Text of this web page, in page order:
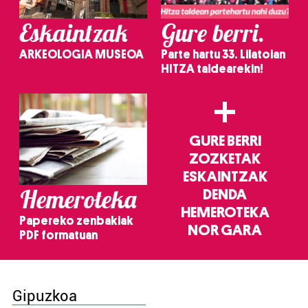
Eskaintzak
ARKEOLOGIA MUSEOA
Gure berri.
Parte hartu 33. Lilatoian
HITZA taldearekin!
Hemeroteka
Papereko zenbakiak
PDF formatuan
+
GURE BERRI
ZOZKETAK
ESKAINTZAK
DENDA
HEMEROTEKA
NOR GARA
Gipuzkoa